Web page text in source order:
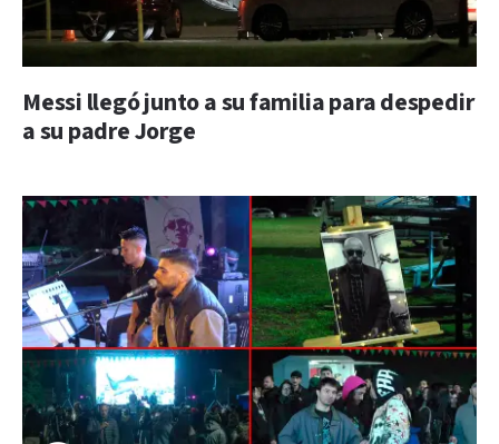
Messi llegó junto a su familia para despedir
a su padre Jorge